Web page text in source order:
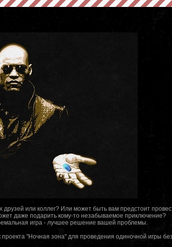
друзей или коллег? Или может быть вам предстоит
даже подарить кому-то незабываемое приключение?
игра - лучшее решение вашей проблемы.
"Ночная зона" для проведения одиночной игры